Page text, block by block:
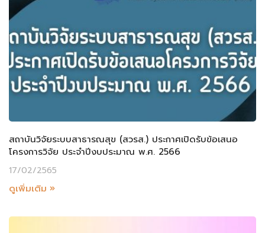
สถาบันวิจัยระบบสาธารณสุข (สวรส.) ประกาศเปิดรับข้อเสนอ
โครงการวิจัย ประจำปีงบประมาณ พ.ศ. 2566
17/02/2565
ดูเพิ่มเติม »